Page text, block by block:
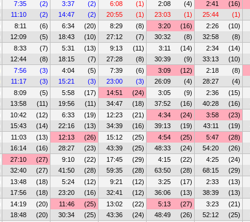
7:35 (2) 3:37 (2) 6:08 (1) 2:08 (4) 2:41 (16)
11:10 (2) 14:47 (2) 20:55 (1) 23:03 (1) 25:44 (1)
8:11 (6) 6:34 (20) 8:29 (8) 3:20 (16) 2:26 (10)
12:09 (5) 18:43 (10) 27:12 (7) 30:32 (8) 32:58 (8)
8:33 (7) 5:31 (13) 9:13 (11) 3:11 (14) 2:34 (14)
12:44 (8) 18:15 (7) 27:28 (8) 30:39 (9) 33:13 (10)
7:56 (3) 4:04 (5) 7:39 (6) 3:09 (12) 2:18 (8)
11:17 (3) 15:21 (3) 23:00 (3) 26:09 (4) 28:27 (4)
8:09 (5) 5:58 (17) 14:51 (24) 3:05 (9) 2:36 (15)
13:58 (11) 19:56 (11) 34:47 (18) 37:52 (16) 40:28 (16)
10:42 (12) 6:33 (19) 12:23 (21) 4:34 (24) 3:58 (23)
15:43 (14) 22:16 (13) 34:39 (16) 39:13 (19) 43:11 (19)
11:03 (13) 12:13 (26) 15:12 (25) 4:54 (25) 5:47 (28)
16:14 (16) 28:27 (23) 43:39 (25) 48:33 (24) 54:20 (26)
27:10 (27) 9:10 (22) 17:45 (29) 4:15 (22) 4:25 (24)
32:40 (27) 41:50 (28) 59:35 (28) 63:50 (28) 68:15 (29)
13:48 (18) 5:24 (12) 9:21 (12) 3:25 (17) 2:33 (13)
17:56 (18) 23:20 (16) 32:41 (12) 36:06 (13) 38:39 (13)
14:19 (20) 11:46 (25) 13:02 (22) 5:13 (27) 3:23 (21)
18:48 (20) 30:34 (25) 43:36 (24) 48:49 (26) 52:12 (25)